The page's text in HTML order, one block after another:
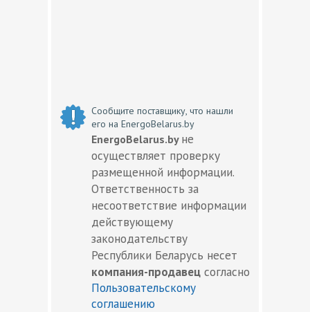
Сообщите поставщику, что нашли
его на EnergoBelarus.by
EnergoBelarus.by не
осуществляет проверку
размещенной информации.
Ответственность за
несоответствие информации
действующему
законодательству
Республики Беларусь несет
компания-продавец согласно
Пользовательскому
соглашению